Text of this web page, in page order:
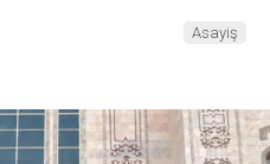
Asayiş